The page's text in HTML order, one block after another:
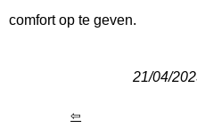
comfort op te geven.
21/04/